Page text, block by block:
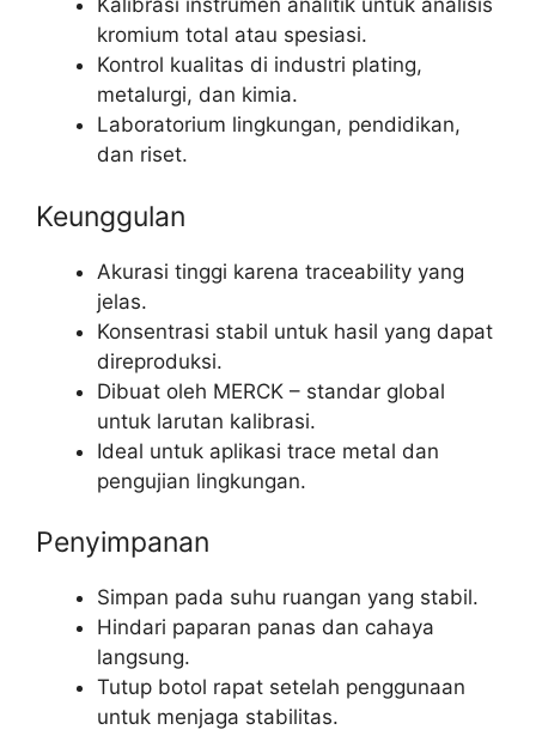
Kalibrasi instrumen analitik untuk analisis
kromium total atau spesiasi.
Kontrol kualitas di industri plating,
metalurgi, dan kimia.
Laboratorium lingkungan, pendidikan,
dan riset.
Keunggulan
Akurasi tinggi karena traceability yang
jelas.
Konsentrasi stabil untuk hasil yang dapat
direproduksi.
Dibuat oleh MERCK – standar global
untuk larutan kalibrasi.
Ideal untuk aplikasi trace metal dan
pengujian lingkungan.
Penyimpanan
Simpan pada suhu ruangan yang stabil.
Hindari paparan panas dan cahaya
langsung.
Tutup botol rapat setelah penggunaan
untuk menjaga stabilitas.